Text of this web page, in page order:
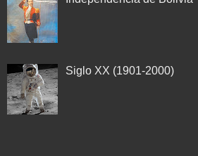
Siglo XX (1901-2000)